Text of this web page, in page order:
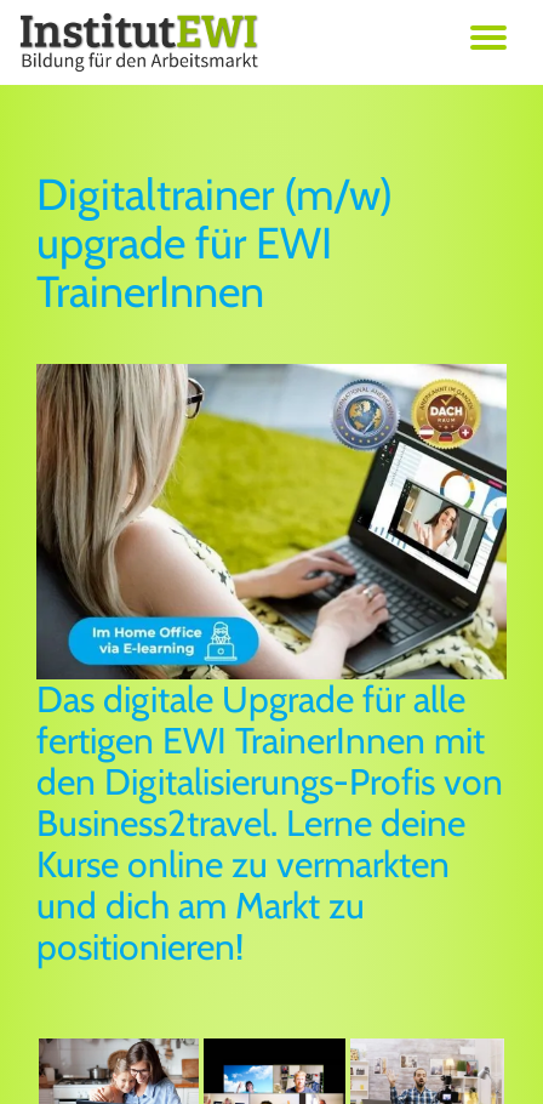
Skip
to
Digitaltrainer (m/w)
upgrade für EWI
TrainerInnen
Das digitale Upgrade für alle
fertigen EWI TrainerInnen mit
den Digitalisierungs-Profis von
Business2travel. Lerne deine
Kurse online zu vermarkten
und dich am Markt zu
positionieren!